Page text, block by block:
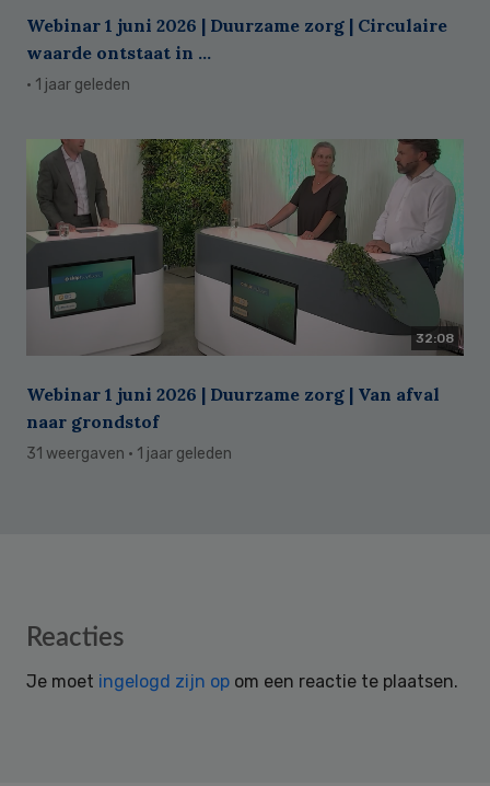
Webinar 1 juni 2026 | Duurzame zorg | Circulaire
waarde ontstaat in ...
· 1 jaar geleden
32:08
Webinar 1 juni 2026 | Duurzame zorg | Van afval
naar grondstof
31 weergaven · 1 jaar geleden
Reader
Reacties
Je moet ingelogd zijn op om een reactie te plaatsen.